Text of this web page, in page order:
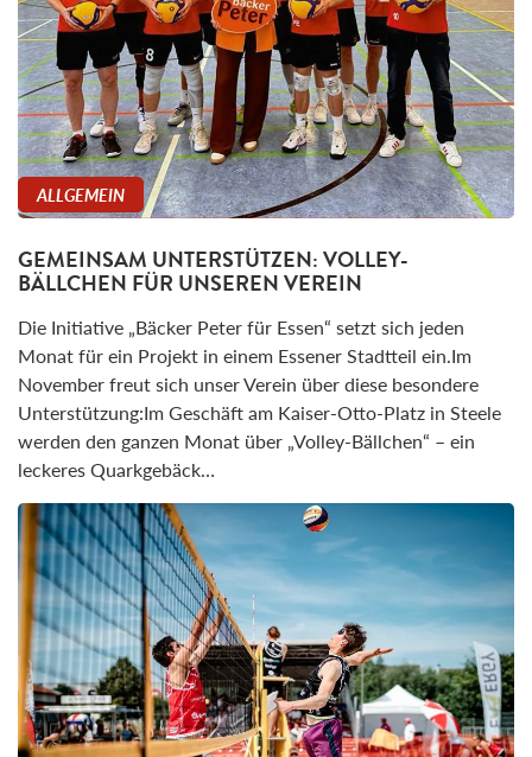
ALLGEMEIN
GEMEINSAM UNTERSTÜTZEN: VOLLEY-
BÄLLCHEN FÜR UNSEREN VEREIN
Die Initiative „Bäcker Peter für Essen“ setzt sich jeden
Monat für ein Projekt in einem Essener Stadtteil ein.Im
November freut sich unser Verein über diese besondere
Unterstützung:Im Geschäft am Kaiser-Otto-Platz in Steele
werden den ganzen Monat über „Volley-Bällchen“ – ein
leckeres Quarkgebäck…